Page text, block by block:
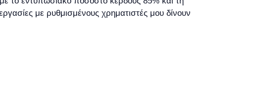
με ρυθμισμένους χρηματιστές μου δίνουν